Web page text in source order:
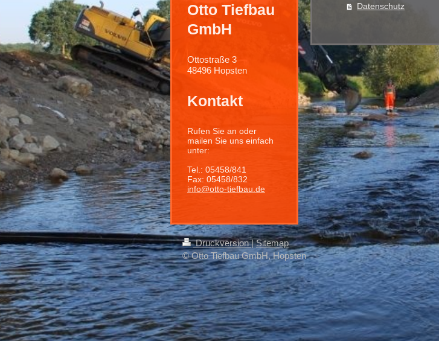
Otto Tiefbau
GmbH
Ottostraße 3
48496 Hopsten
Kontakt
Rufen Sie an oder
mailen Sie uns einfach
unter:
Tel.: 05458/841
Fax: 05458/832
info@otto-tiefbau.de
Datenschutz
Druckversion| Sitemap
© Otto Tiefbau GmbH, Hopsten